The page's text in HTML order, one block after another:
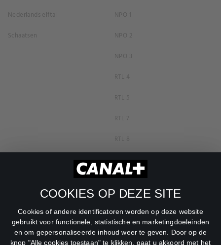
COOKIES OP DEZE SITE
Cookies of andere identificatoren worden op deze website
gebruikt voor functionele, statistische en marketingdoeleinden
en om gepersonaliseerde inhoud weer te geven. Door op de
knop "Alle cookies toestaan" te klikken, gaat u akkoord met het
Nederlands elftal
Schaatsen
NPO 1
NPO 2
NPO 3
RTL 4
RTL 5
RTL 7
RTL 8
RTL Z
SBS6
Net5
Veronica
DreamWorks Channel